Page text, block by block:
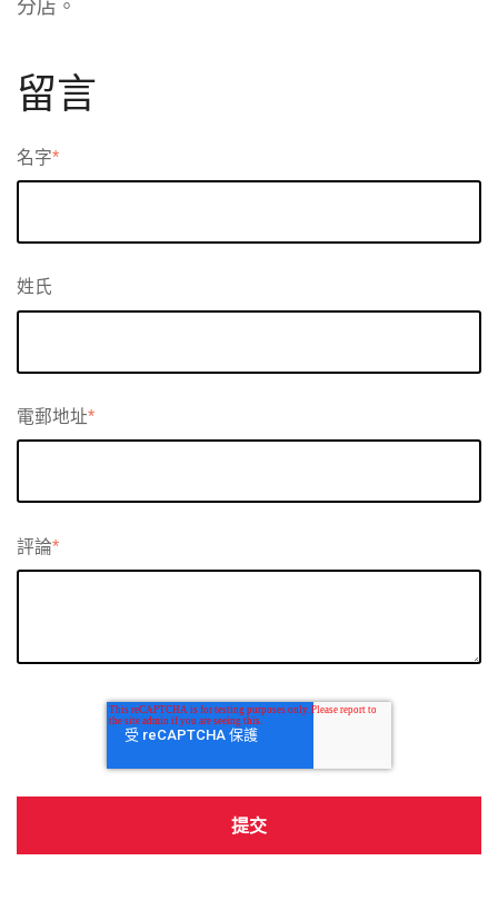
分店。
留言
名字*
姓氏
電郵地址*
評論*